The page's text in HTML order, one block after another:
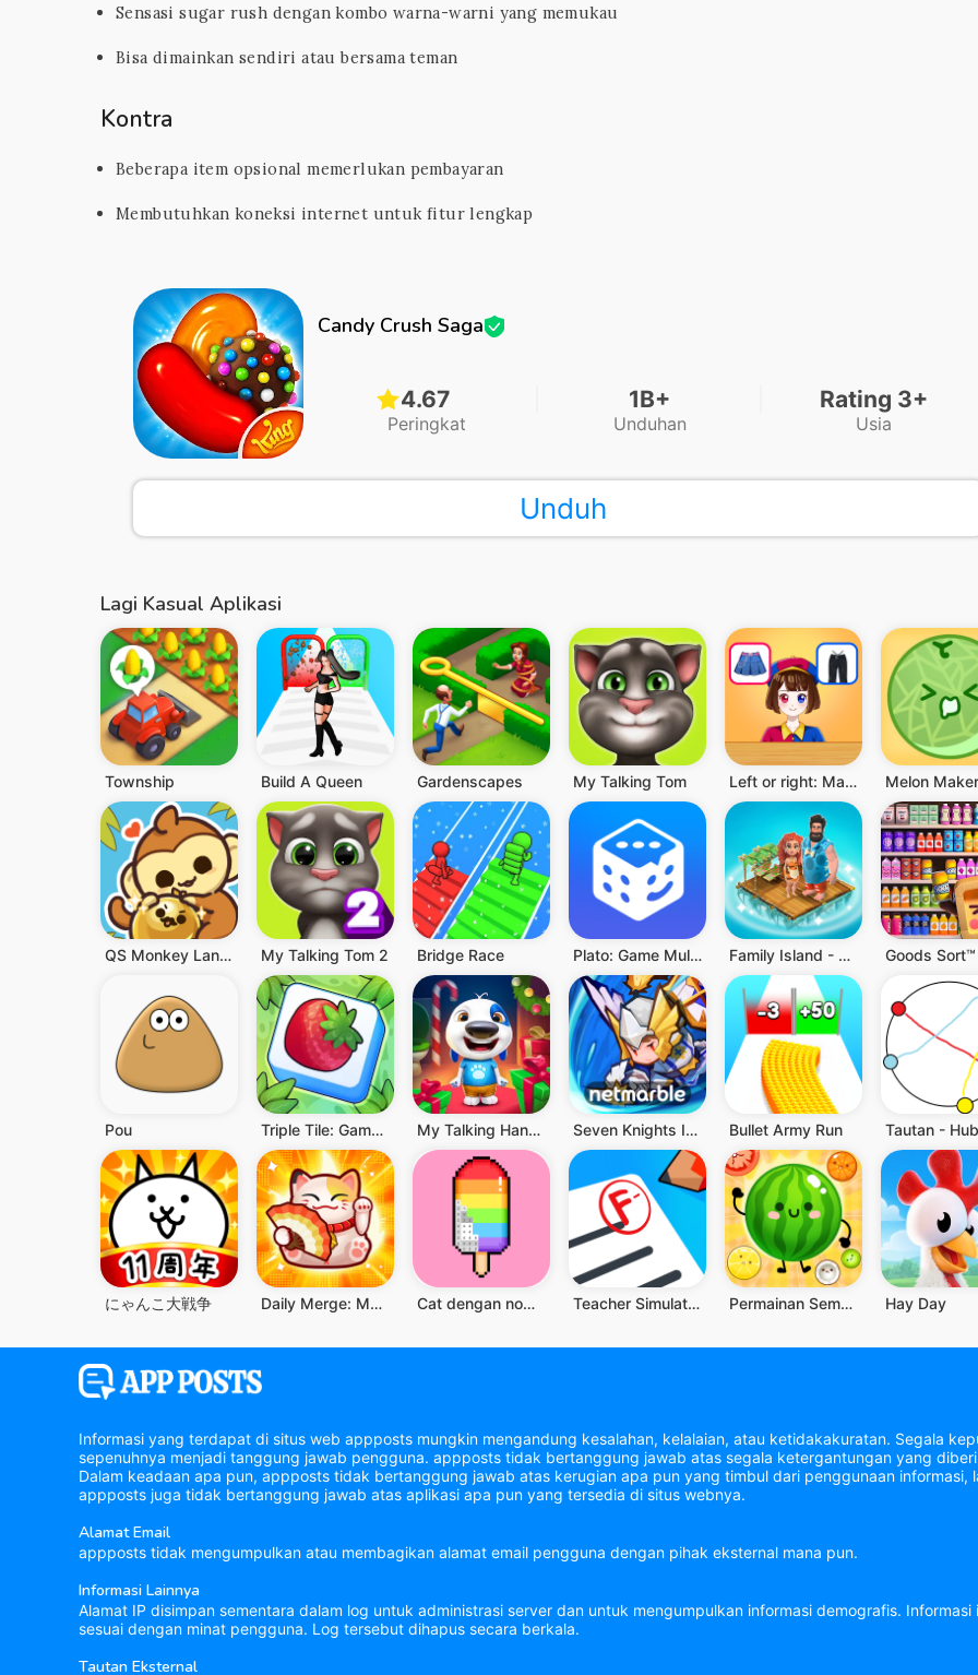
Sensasi sugar rush dengan kombo warna-warni yang memukau
Bisa dimainkan sendiri atau bersama teman
Kontra
Beberapa item opsional memerlukan pembayaran
Membutuhkan koneksi internet untuk fitur lengkap
Candy Crush Saga
4.67
Peringkat
1B+
Unduhan
Rating 3+
Usia
Unduh
Lagi Kasual Aplikasi
Township Build A Queen Gardenscapes My Talking Tom Left or right: Magic Dress up
QS Monkey Land : Fruit Merge My Talking Tom 2 Bridge Race Plato: Game Multiplayer Seru Family Island - Game pertanian
Pou Triple Tile: Game Puzzle Cocok My Talking Hank: Islands Seven Knights Idle Adventure Bullet Army Run
にゃんこ大戦争 Daily Merge: Match Puzzle Game Cat dengan nomor - Pixel Art Teacher Simulator: School Days Permainan Semangka Hay Day
Informasi yang terdapat di situs web appposts mungkin mengandung kesalahan, kelalaian, atau ketidakakuratan. Segala
sepenuhnya menjadi tanggung jawab pengguna. appposts tidak bertanggung jawab atas segala ketergantungan yang
Dalam keadaan apa pun, appposts tidak bertanggung jawab atas kerugian apa pun yang timbul dari penggunaan
appposts juga tidak bertanggung jawab atas aplikasi apa pun yang tersedia di situs webnya.
Alamat Email
appposts tidak mengumpulkan atau membagikan alamat email pengguna dengan pihak eksternal mana pun.
Informasi Lainnya
Alamat IP disimpan sementara dalam log untuk administrasi server dan untuk mengumpulkan informasi demografis.
sesuai dengan minat pengguna. Log tersebut dihapus secara berkala.
Tautan Eksternal